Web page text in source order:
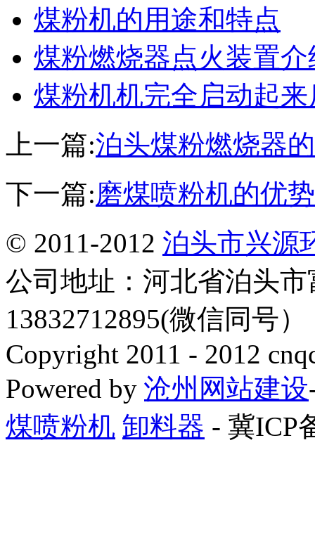
煤粉机的用途和特点
煤粉燃烧器点火装置介
煤粉机机完全启动起
上一篇:泊头煤粉燃烧器
下一篇:磨煤喷粉机的优势
© 2011-2012 泊头市兴源
公司地址：河北省泊头
13832712895(微信同号
Copyright 2011 - 2012
Powered by 沧州网站建设
煤喷粉机 卸料器 - 冀ICP